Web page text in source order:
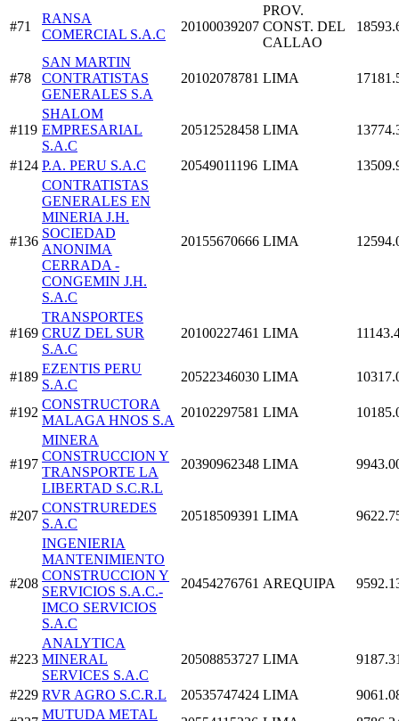
#71
RANSA
COMERCIAL S.A.C
20100039207
PROV.
CONST. DEL
CALLAO
#78
SAN MARTIN
CONTRATISTAS
GENERALES S.A
20102078781 LIMA
#119
SHALOM
EMPRESARIAL
S.A.C
20512528458 LIMA
#124 P.A. PERU S.A.C 20549011196 LIMA
#136
CONTRATISTAS
GENERALES EN
MINERIA J.H.
SOCIEDAD
ANONIMA
CERRADA -
CONGEMIN J.H.
S.A.C
20155670666 LIMA
#169
TRANSPORTES
CRUZ DEL SUR
S.A.C
20100227461 LIMA
#189
EZENTIS PERU
S.A.C
20522346030 LIMA
#192
CONSTRUCTORA
MALAGA HNOS S.A
20102297581 LIMA
#197
MINERA
CONSTRUCCION Y
TRANSPORTE LA
LIBERTAD S.C.R.L
20390962348 LIMA
#207
CONSTRUREDES
S.A.C
20518509391 LIMA
#208
INGENIERIA
MANTENIMIENTO
CONSTRUCCION Y
SERVICIOS S.A.C.-
IMCO SERVICIOS
S.A.C
20454276761 AREQUIPA
#223
ANALYTICA
MINERAL
SERVICES S.A.C
20508853727 LIMA
#229 RVR AGRO S.C.R.L 20535747424 LIMA
MUTUDA METAL